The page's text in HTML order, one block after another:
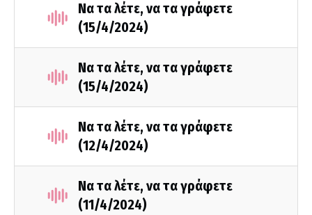
Να τα λέτε, να τα γράφετε
(15/4/2024)
Να τα λέτε, να τα γράφετε
(15/4/2024)
Να τα λέτε, να τα γράφετε
(12/4/2024)
Να τα λέτε, να τα γράφετε
(11/4/2024)